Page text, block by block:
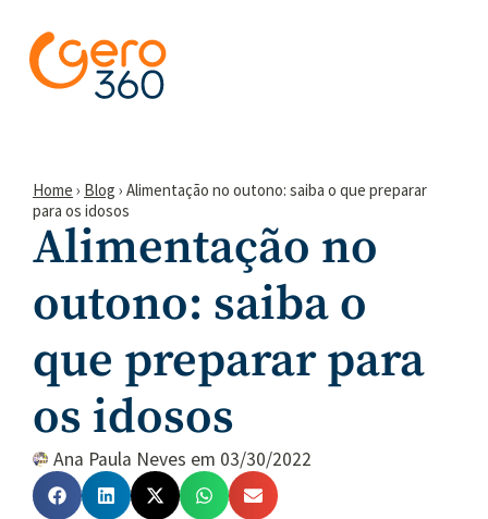
Home › Blog › Alimentação no outono: saiba o que preparar
para os idosos
Alimentação no
outono: saiba o
que preparar para
os idosos
Ana Paula Neves em 03/30/2022